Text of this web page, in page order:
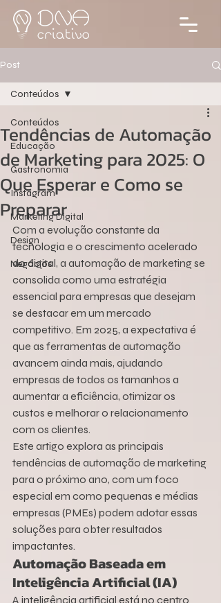
Post
Conteúdos
Educação
Gastronomia
Instagram
Marketing Digital
Design
Negócios
Conteúdos
Tendências de Automação
de Marketing para 2025: O
Que Esperar e Como se
Preparar
Com a evolução constante da
tecnologia e o crescimento acelerado
do digital, a automação de marketing se
consolida como uma estratégia
essencial para empresas que desejam
se destacar em um mercado
competitivo. Em 2025, a expectativa é
que as ferramentas de automação
avancem ainda mais, ajudando
empresas de todos os tamanhos a
aumentar a eficiência, otimizar os
custos e melhorar o relacionamento
com os clientes.
Este artigo explora as principais
tendências de automação de marketing
para o próximo ano, com um foco
especial em como pequenas e médias
empresas (PMEs) podem adotar essas
soluções para obter resultados
impactantes.
Automação Baseada em
Inteligência Artificial (IA)
A inteligência artificial está no centro